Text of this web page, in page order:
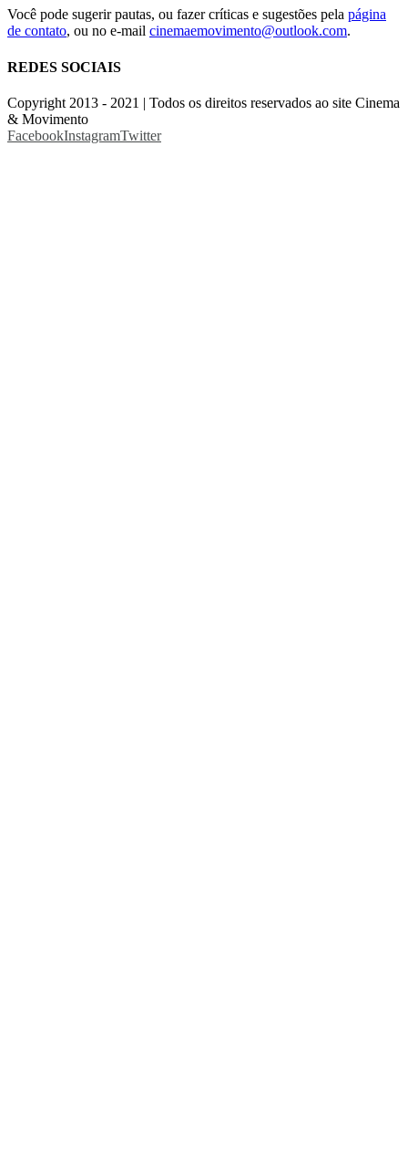
Você pode sugerir pautas, ou fazer críticas e sugestões pela página
de contato, ou no e-mail cinemaemovimento@outlook.com.
REDES SOCIAIS
Copyright 2013 - 2021 | Todos os direitos reservados ao site Cinema
& Movimento
FacebookInstagramTwitter